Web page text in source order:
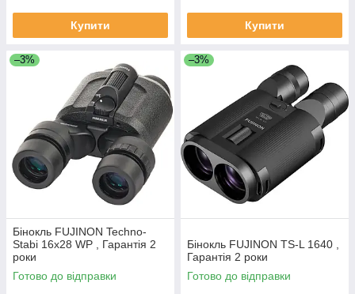
Купити Купити
–3%
Бінокль FUJINON Techno-
Stabi 16x28 WP , Гарантія 2
роки
Готово до відправки
–3%
Бінокль FUJINON TS-L 1640 ,
Гарантія 2 роки
Готово до відправки